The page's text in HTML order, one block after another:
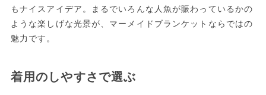
もナイスアイデア。まるでいろんな人魚が賑わっているかの
ような楽しげな光景が、マーメイドブランケットならではの
魅力です。
着用のしやすさで選ぶ